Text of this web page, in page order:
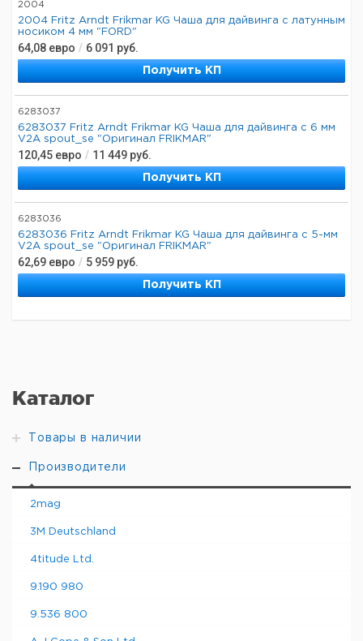
Каталог
Товары в наличии
Производители
2mag
3M Deutschland
4titude Ltd.
9.190 980
9.536 800
2004
2004 Fritz Arndt Frikmar KG Чаша для дайвинга с латунным
носиком 4 мм "FORD"
64,08 евро / 6 091 руб.
Получить КП
6283037
6283037 Fritz Arndt Frikmar KG Чаша для дайвинга с 6 мм
V2A spout_se "Оригинал FRIKMAR"
120,45 евро / 11 449 руб.
Получить КП
6283036
6283036 Fritz Arndt Frikmar KG Чаша для дайвинга с 5-мм
V2A spout_se "Оригинал FRIKMAR"
62,69 евро / 5 959 руб.
Получить КП